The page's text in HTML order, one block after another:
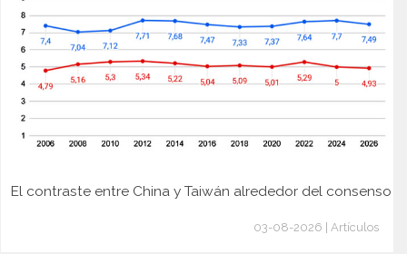
El contraste entre China y Taiwán alrededor del consenso
03-08-2026 | Artículos